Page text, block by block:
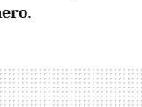
.